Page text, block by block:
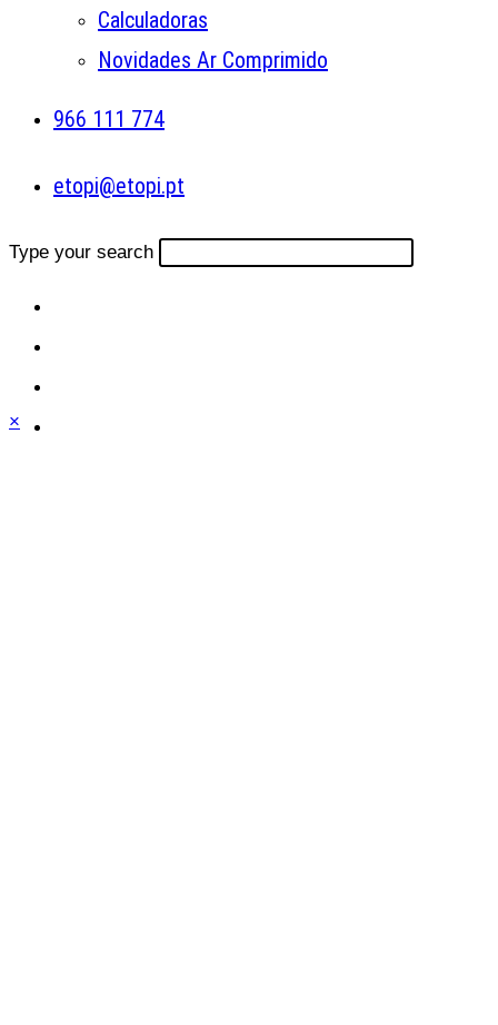
Calculadoras
Novidades Ar Comprimido
966 111 774
etopi@etopi.pt
Type your search
×